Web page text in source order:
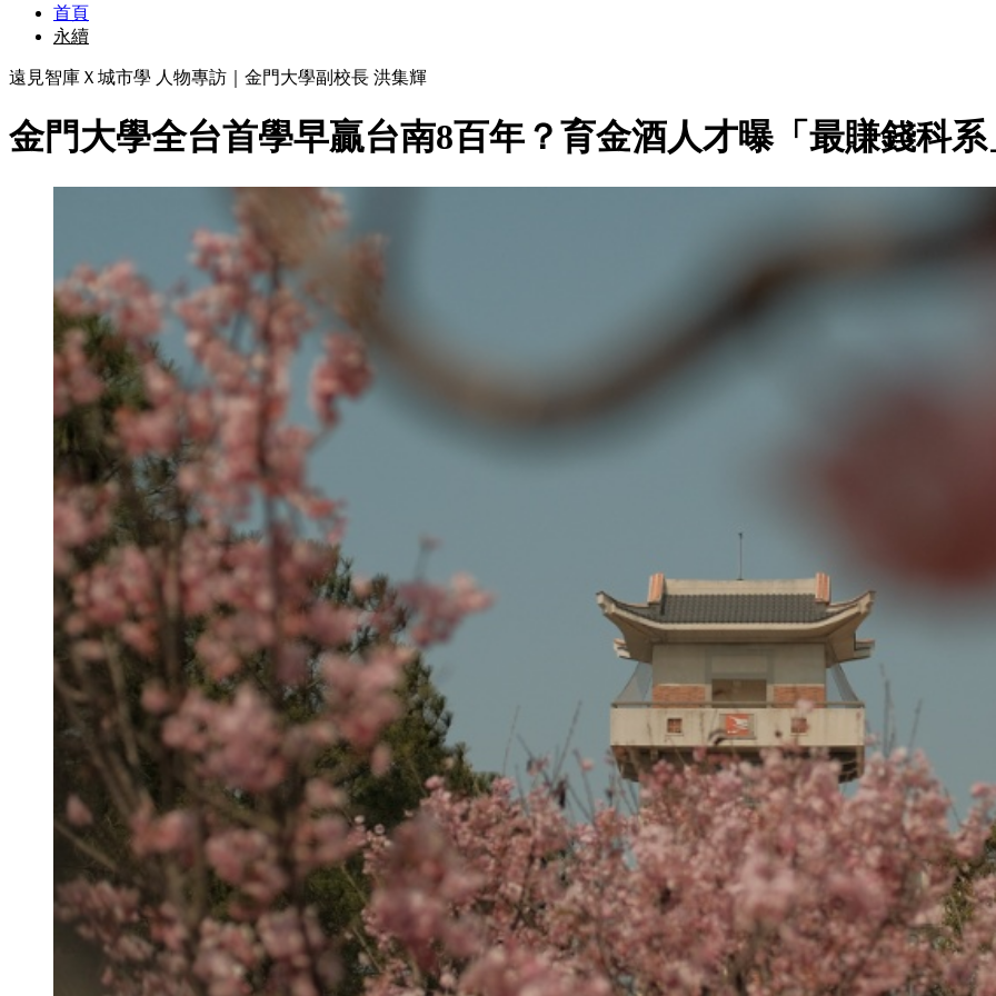
首頁
永續
遠見智庫Ｘ城市學 人物專訪｜金門大學副校長 洪集輝
金門大學全台首學早贏台南8百年？育金酒人才曝「最賺錢科系